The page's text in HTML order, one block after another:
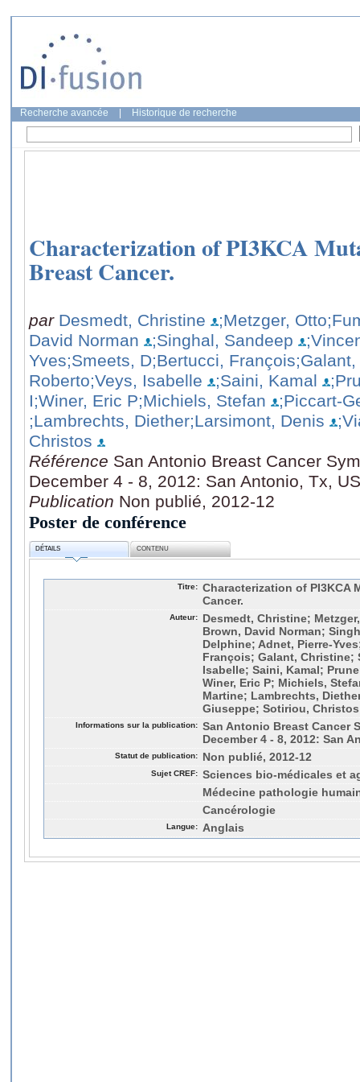
Recherche avancée Historique de recherche
Characterization of PI3KCA
Breast Cancer.
par Desmedt, Christine ;Metzger, Otto
David Norman
;Singhal, Sandeep
Yves;Smeets, D;Bertucci, François
Roberto;Veys, Isabelle ;Saini, Kamal
I;Winer, Eric P;Michiels, Stefan
;Piccart-
;Lambrechts, Diether;Larsimont, Denis
Christos
Référence San Antonio Breast Cancer
December 4 - 8, 2012: San Antonio, Tx,
Publication Non publié, 2012-12
Poster de conférence
DÉTAILS CONTENU
Titre: Characterization of PI3KCA
Cancer.
Auteur:
Desmedt, Christine;
Brown, David Norman;
Delphine; Adnet, Pierre-
François; Galant, Christine;
Isabelle; Saini, Kamal;
Winer, Eric P; Michiels,
Martine; Lambrechts,
Giuseppe; Sotiriou, Christos
Informations sur la publication: San Antonio Breast Cancer
December 4 - 8, 2012: San
Statut de publication: Non publié, 2012-12
Sujet CREF: Sciences bio-médicales et
Médecine pathologie
Cancérologie
Langue: Anglais